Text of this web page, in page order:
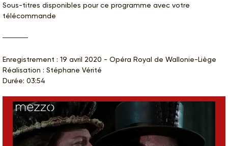
Sous-titres disponibles pour ce programme avec votre
télécommande
Enregistrement : 19 avril 2020 - Opéra Royal de Wallonie-Liège
Réalisation : Stéphane Vérité
Durée: 03:54